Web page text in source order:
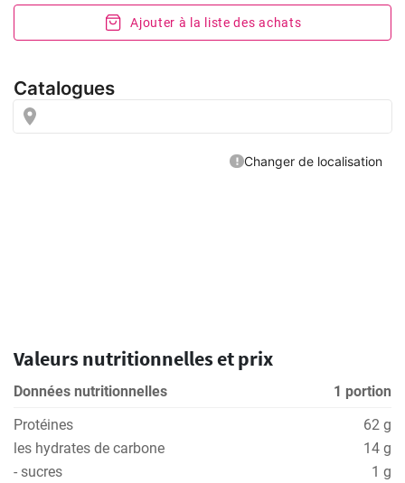
Ajouter à la liste des achats
Valeurs nutritionnelles et prix
Données nutritionnelles
1 portion
Protéines
62 g
les hydrates de carbone
14 g
- sucres
1 g